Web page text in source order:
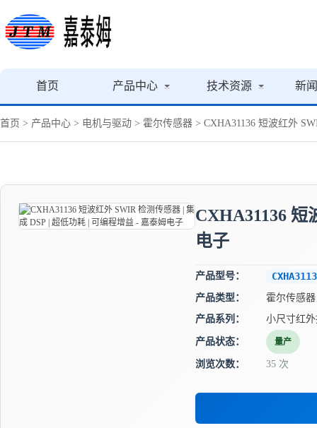
首页 产品中心 技术资源 新
首页 > 产品中心 > 电机与驱动 > 霍尔传感器 > CXHA31136 短波红外
CXHA31136 短
电子
产品型号：
产品类型：
霍尔传感器
产品系列：
小尺寸红
产品状态： 量产
浏览次数： 35 次